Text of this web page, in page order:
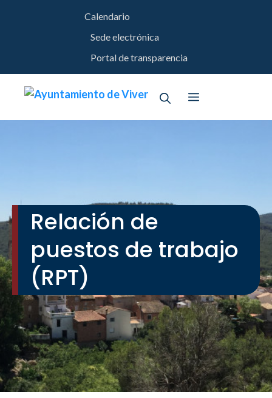
Calendario
Sede electrónica
Portal de transparencia
Menú
Relación de
puestos de trabajo
(RPT)